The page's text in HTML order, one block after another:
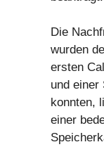
Die
wurden
ersten
und einer
konnten,
einer